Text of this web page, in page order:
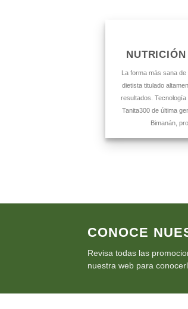
La forma más sana
dietista titulado
resultados.
Tanita300 de última
Bimanán,
CONOCE
Revisa todas las
nuestra web para